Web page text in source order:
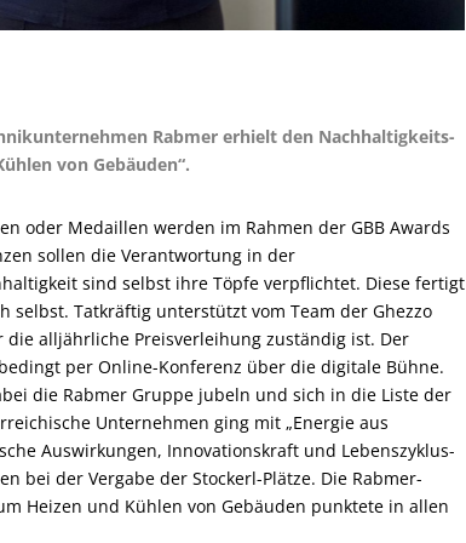
Rabmer erhielt den Nachhaltigkeits-
von Gebäuden“.
oder Medaillen werden im Rahmen der GBB Awards
sollen die Verantwortung in der
sind selbst ihre Töpfe verpflichtet. Diese fertigt
selbst. Tatkräftig unterstützt vom Team der Ghezzo
die alljährliche Preisverleihung zuständig ist. Der
per Online-Konferenz über die digitale Bühne.
die Rabmer Gruppe jubeln und sich in die Liste der
Unternehmen ging mit „Energie aus
Auswirkungen, Innovationskraft und Lebenszyklus-
bei der Vergabe der Stockerl-Plätze. Die Rabmer-
Heizen und Kühlen von Gebäuden punktete in allen